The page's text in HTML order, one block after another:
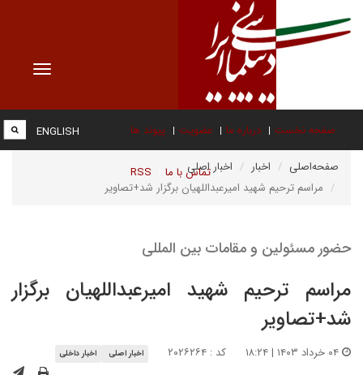
Toggle
صفحه نخست درباره ما عضویت پیوند ها
تماس با ما RSS
ENGLISH
صفحه‌اصلی اخبار
اخبار اصلی
مراسم ترحیم شهید امیرعبداللهیان برگزار شد+تصاویر
حضور مسئولین و مقامات بین المللی
مراسم ترحیم شهید امیرعبداللهیان برگزار
شد+تصاویر
کد : ۲۰۲۶۲۶۴ اخبار اصلی اخبار داخلی